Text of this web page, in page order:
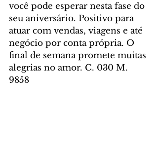
você pode esperar nesta fase do
seu aniversário. Positivo para
atuar com vendas, viagens e até
negócio por conta própria. O
final de semana promete muitas
alegrias no amor. C. 030 M.
9858